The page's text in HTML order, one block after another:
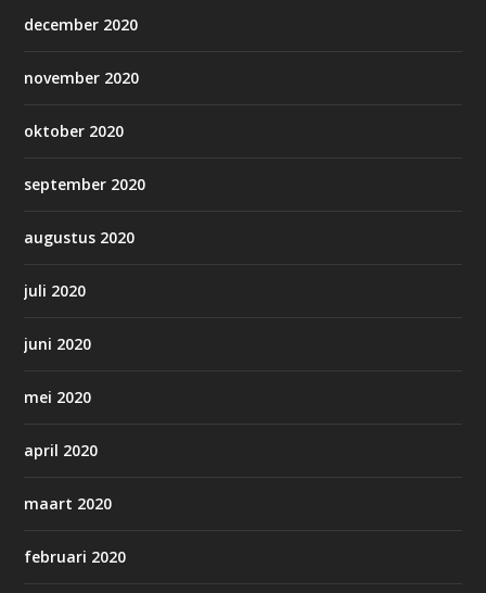
december 2020
november 2020
oktober 2020
september 2020
augustus 2020
juli 2020
juni 2020
mei 2020
april 2020
maart 2020
februari 2020